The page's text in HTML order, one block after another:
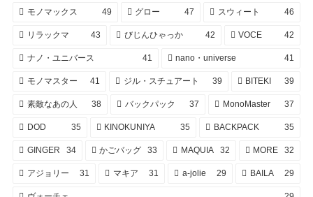
モノマックス 49 グロー 47 スウィート 46
リラックマ 43 びじんひゃっか 42 VOCE 42
ナノ・ユニバース 41 nano・universe 41
モノマスター 41 ジル・スチュアート 39 BITEKI 39
素敵なあの人 38 バックパック 37 MonoMaster 37
DOD 35 KINOKUNIYA 35 BACKPACK 35
GINGER 34 かごバッグ 33 MAQUIA 32 MORE 32
アジョリー 31 マキア 31 a-jolie 29 BAILA 29